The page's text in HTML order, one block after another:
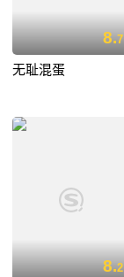
8.7
无耻混蛋
8.2